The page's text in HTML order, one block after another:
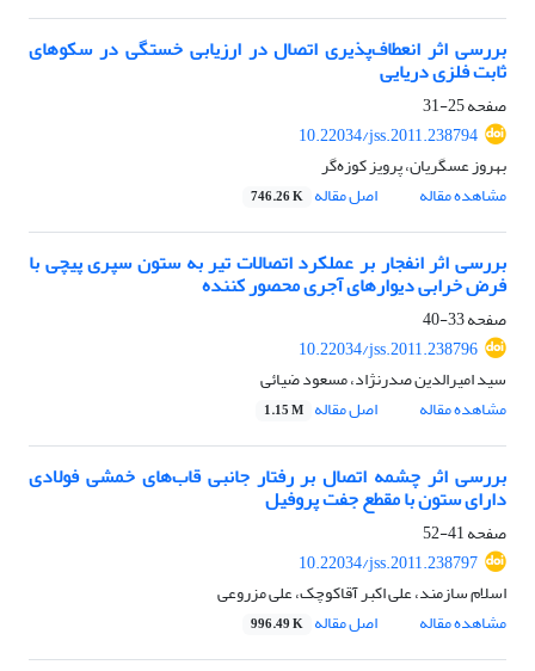
بررسی اثر انعطاف‌پذیری اتصال در ارزیابی خستگی در سکوهای
ثابت فلزی دریایی
صفحه25-31
10.22034/jss.2011.238794
بهروز عسگریان، پرویز کوزه‌گر
مشاهده مقاله
اصل مقاله 746.26 K
بررسی اثر انفجار بر عملکرد اتصالات تیر به ستون سپری پیچی با
فرض خرابی دیوارهای آجری محصور کننده
صفحه33-40
10.22034/jss.2011.238796
سید امیرالدین صدرنژاد، مسعود ضیائی
مشاهده مقاله
اصل مقاله 1.15 M
بررسی اثر چشمه اتصال بر رفتار جانبی قاب‌های خمشی فولادی
دارای ستون با مقطع جفت پروفیل
صفحه41-52
10.22034/jss.2011.238797
اسلام سازمند، علی اکبر آقاکوچک، علی مزروعی
مشاهده مقاله
اصل مقاله 996.49 K